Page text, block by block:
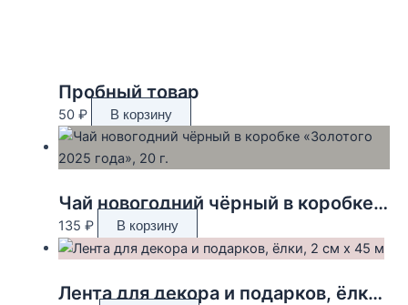
Пробный товар
50 ₽ В корзину
Чай новогодний чёрный в коробке «Золотого 2025 года», 20 г.
135 ₽ В корзину
Лента для декора и подарков, ёлки, 2 см х 45 м